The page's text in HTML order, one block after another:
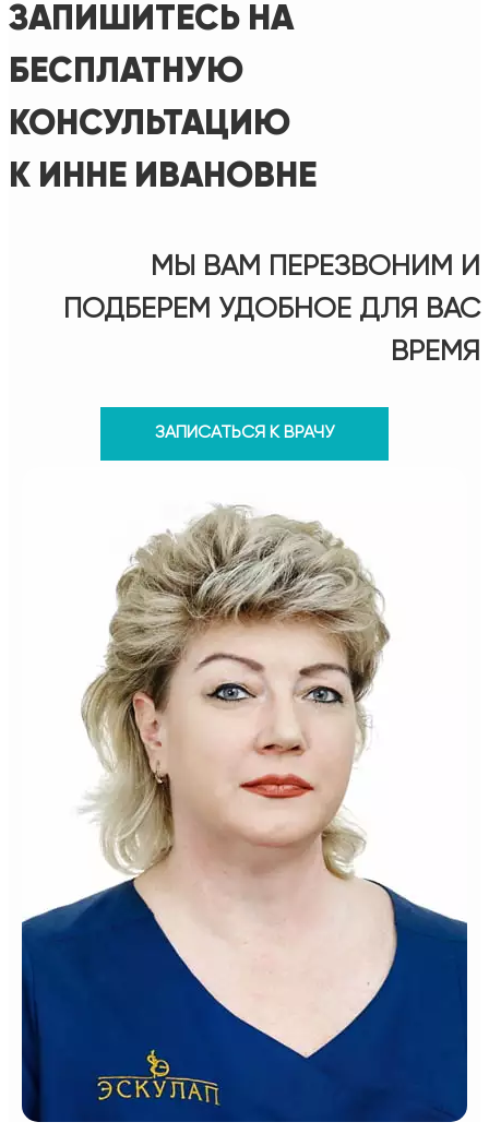
ЗАПИШИТЕСЬ НА
БЕСПЛАТНУЮ
КОНСУЛЬТАЦИЮ
К ИННЕ ИВАНОВНЕ
МЫ ВАМ ПЕРЕЗВОНИМ И
ПОДБЕРЕМ УДОБНОЕ ДЛЯ ВАС
ВРЕМЯ
ЗАПИСАТЬСЯ К ВРАЧУ